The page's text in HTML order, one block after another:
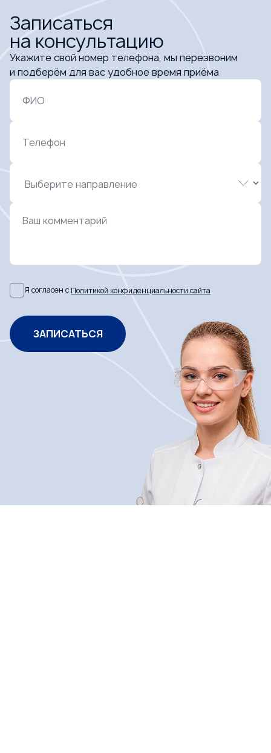
Записаться
на консультацию
Укажите свой номер телефона, мы перезвоним
и подберём для вас удобное время приёма
ФИО
Телефон
Ваш комментарий
Я согласен с Политикой конфиденциальности сайта
ЗАПИСАТЬСЯ